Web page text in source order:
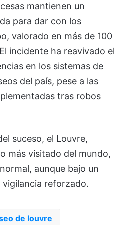
mantienen un
para dar con los
valorado en más de 100
incidente ha reavivado el
en los sistemas de
del país, pese a las
tras robos
suceso, el Louvre,
más visitado del mundo,
aunque bajo un
reforzado.
de louvre